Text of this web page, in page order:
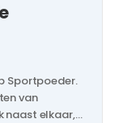
Sportpoeder.
van
naast elkaar,